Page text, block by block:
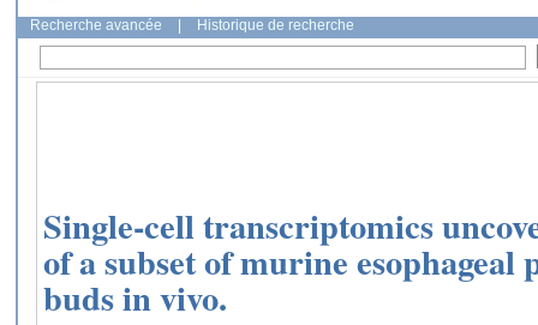
Recherche avancée Historique de recherche
Single-cell transcriptomics
of a subset of murine esophageal
buds in vivo.